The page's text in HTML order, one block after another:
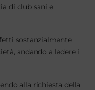
di club sani e
sostanzialmente
andando a ledere i
alla richiesta della